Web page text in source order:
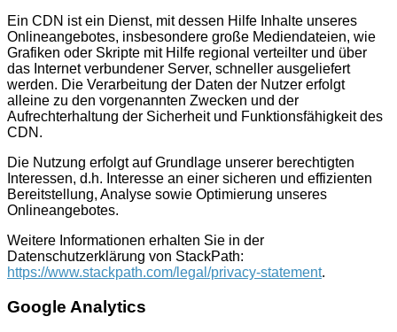
Ein CDN ist ein Dienst, mit dessen Hilfe Inhalte unseres
Onlineangebotes, insbesondere große Mediendateien, wie
Grafiken oder Skripte mit Hilfe regional verteilter und über
das Internet verbundener Server, schneller ausgeliefert
werden. Die Verarbeitung der Daten der Nutzer erfolgt
alleine zu den vorgenannten Zwecken und der
Aufrechterhaltung der Sicherheit und Funktionsfähigkeit des
CDN.
Die Nutzung erfolgt auf Grundlage unserer berechtigten
Interessen, d.h. Interesse an einer sicheren und effizienten
Bereitstellung, Analyse sowie Optimierung unseres
Onlineangebotes.
Weitere Informationen erhalten Sie in der
Datenschutzerklärung von StackPath:
https://www.stackpath.com/legal/privacy-statement.
Google Analytics